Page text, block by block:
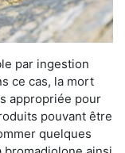
par ingestion
ce cas, la mort
appropriée pour
pouvant être
quelques